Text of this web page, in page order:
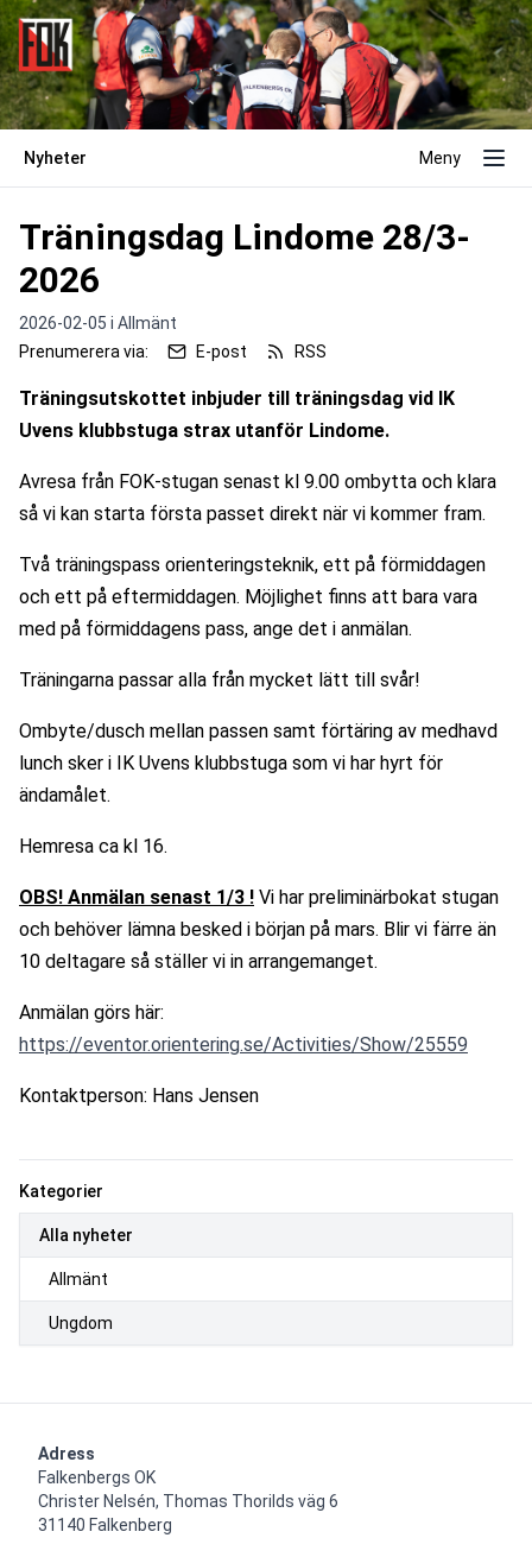
Nyheter Meny
Kategorier
Alla nyheter
Allmänt
Ungdom
Träningsdag Lindome 28/3-
2026
2026-02-05 i Allmänt
Prenumerera via:
E-post RSS
Träningsutskottet inbjuder till träningsdag vid IK
Uvens klubbstuga strax utanför Lindome.
Avresa från FOK-stugan senast kl 9.00 ombytta och klara
så vi kan starta första passet direkt när vi kommer fram.
Två träningspass orienteringsteknik, ett på förmiddagen
och ett på eftermiddagen. Möjlighet finns att bara vara
med på förmiddagens pass, ange det i anmälan.
Träningarna passar alla från mycket lätt till svår!
Ombyte/dusch mellan passen samt förtäring av medhavd
lunch sker i IK Uvens klubbstuga som vi har hyrt för
ändamålet.
Hemresa ca kl 16.
OBS! Anmälan senast 1/3 ! Vi har preliminärbokat stugan
och behöver lämna besked i början på mars. Blir vi färre än
10 deltagare så ställer vi in arrangemanget.
https://eventor.orientering.se/Activities/Show/25559
Kontaktperson: Hans Jensen
Adress
Falkenbergs OK
Christer Nelsén, Thomas Thorilds väg 6
31140 Falkenberg